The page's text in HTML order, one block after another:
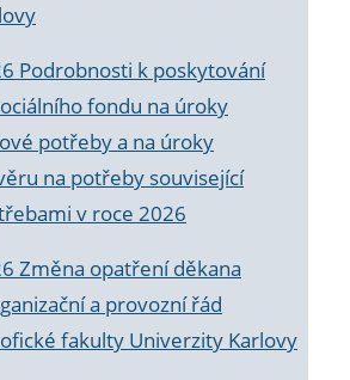
Podrobnosti k poskytování
fondu na úroky
potřeby a na úroky
na potřeby související
v roce 2026
Změna opatření děkana
a provozní řád
fakulty Univerzity Karlovy